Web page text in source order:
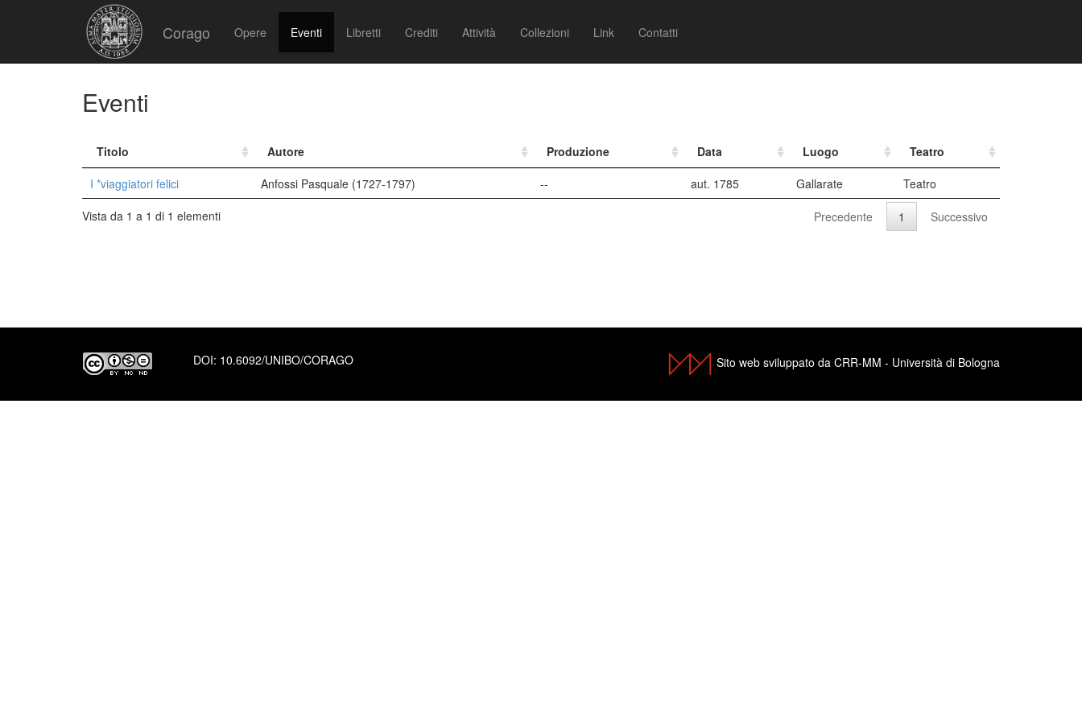
Corago Opere Eventi Libretti Crediti Attività Collezioni Link Contatti
Eventi
Titolo Autore Produzione Data Luogo
Teatro
I *viaggiatori felici
Anfossi Pasquale (1727-1797) -- aut. 1785 Gallarate
Teatro
Vista da 1 a 1 di 1 elementi
Precedente 1 Successivo
DOI: 10.6092/UNIBO/CORAGO Sito web sviluppato da CRR-MM - Università di Bologna